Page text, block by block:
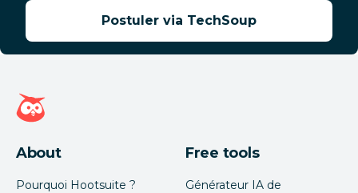
Postuler via TechSoup
Page d'accueil Hootsuite
About
Pourquoi Hootsuite ?
Free tools
Générateur IA de